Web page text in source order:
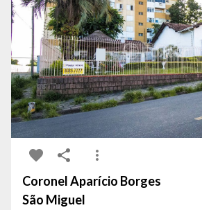
Coronel Aparício Borges
São Miguel